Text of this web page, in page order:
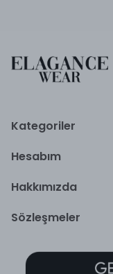
Kategoriler
Hesabım
Hakkımızda
Sözleşmeler